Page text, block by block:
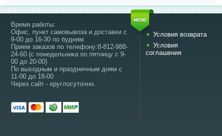
Время работы:
Офис, пункт самовывоза и доставки с
9-00 до 16-30 по будням.
Прием заказов по телефону:8-812-988-
24-60 (с понедельника по пятницу с 9-
00 до 20-00)
По выходным и праздничным дням с
11-00 до 18-00
Через сайт - круглосуточно.
Условия возврата
Условия
соглашения